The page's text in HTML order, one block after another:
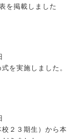
を掲載しました
を実施しました。
２３期生）から本